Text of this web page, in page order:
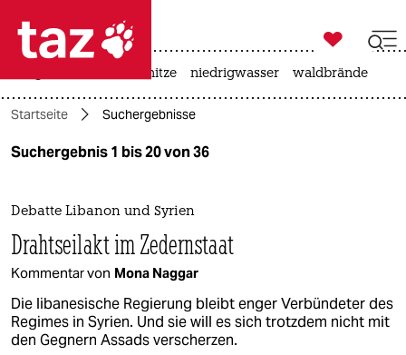
 taz zahl ich
taz zahl ich
themen
politik
öko
kultur

taz zahl ich
hitze niedrigwasser waldbrände
Startseite Suchergebnisse
Suchergebnis 1 bis 20 von 36
Debatte Libanon und Syrien
Drahtseilakt im Zedernstaat
Kommentar von Mona Naggar
Die libanesische Regierung bleibt enger Verbündeter des
Regimes in Syrien. Und sie will es sich trotzdem nicht mit
den Gegnern Assads verscherzen.